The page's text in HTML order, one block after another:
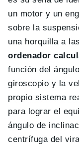
un motor y un
sobre la
una horquilla a
ordenador
función del
giroscopio y la
propio sistema
para lograr el
ángulo de
centrífuga del